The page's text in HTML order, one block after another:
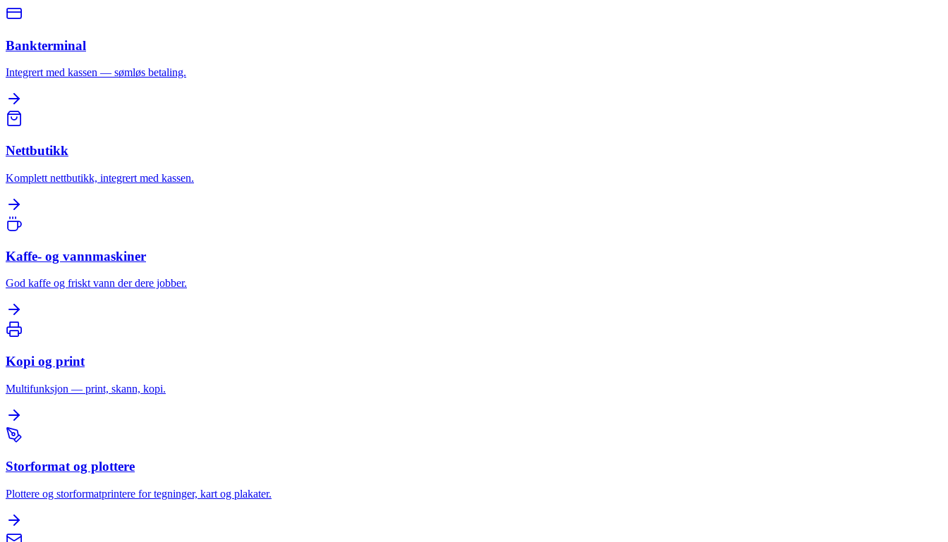
Bankterminal
Integrert med kassen — sømløs betaling.
Nettbutikk
Komplett nettbutikk, integrert med kassen.
Kaffe- og vannmaskiner
God kaffe og friskt vann der dere jobber.
Kopi og print
Multifunksjon — print, skann, kopi.
Storformat og plottere
Plottere og storformatprintere for tegninger, kart og plakater.